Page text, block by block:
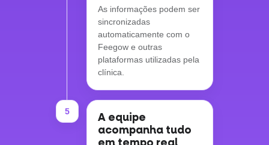
As informações podem ser
sincronizadas
automaticamente com o
Feegow e outras
plataformas utilizadas pela
clínica.
5
A equipe
acompanha tudo